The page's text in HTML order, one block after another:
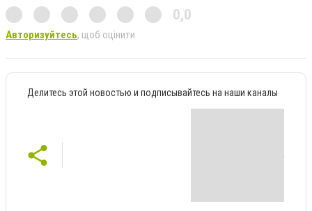
0,0
Авторизуйтесь, щоб оцінити
Делитесь этой новостью и подписывайтесь на наши каналы